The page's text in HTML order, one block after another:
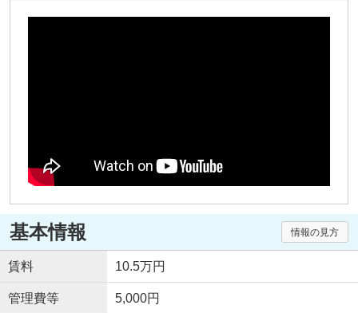
基本情報 情報の見方
賃料 10.5万円
管理費等 5,000円